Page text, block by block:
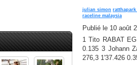
julian simon
raceline malaysia
Publié le 10 août
1 Tito RABAT
0.135 3 Johann
276,3 1'37.426